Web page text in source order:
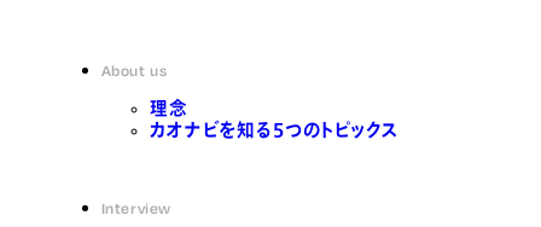
About us
理念
カオナビを知る5つのトピックス
Interview